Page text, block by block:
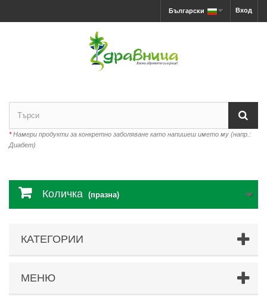
Вход
Български
*Намери продукти за конкретно заболяване като напишеш името му (напр.:
Диабет)
Количка (празна)
КАТЕГОРИИ
МЕНЮ